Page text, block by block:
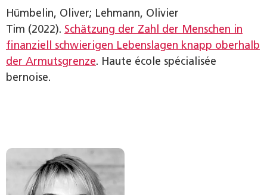
Hümbelin, Oliver; Lehmann, Olivier
Tim (2022). Schätzung der Zahl der Menschen in
finanziell schwierigen Lebenslagen knapp oberhalb
der Armutsgrenze. Haute école spécialisée
bernoise.